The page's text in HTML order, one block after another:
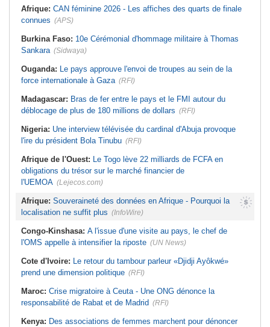
l'assurance pour tous - Le pacte de
- Les retards du calendrier
alimentent les soupçons d'un report
de Sebta
Tunisie: Basket - Eliminatoires
Afrique: CAN féminine 2026 - Les affiches des quarts de finale
connues (APS)
Burkina Faso: 10e Cérémonial d'hommage militaire à Thomas
Sankara (Sidwaya)
Ouganda: Le pays approuve l'envoi de troupes au sein de la
force internationale à Gaza (RFI)
Madagascar: Bras de fer entre le pays et le FMI autour du
déblocage de plus de 180 millions de dollars (RFI)
Nigeria: Une interview télévisée du cardinal d'Abuja provoque
l'ire du président Bola Tinubu (RFI)
Afrique de l'Ouest: Le Togo lève 22 milliards de FCFA en
obligations du trésor sur le marché financier de
l'UEMOA (Lejecos.com)
Afrique: Souveraineté des données en Afrique - Pourquoi la
localisation ne suffit plus (InfoWire)
Congo-Kinshasa: A l'issue d'une visite au pays, le chef de
l'OMS appelle à intensifier la riposte (UN News)
Cote d'Ivoire: Le retour du tambour parleur «Djidji Ayôkwé»
prend une dimension politique (RFI)
Maroc: Crise migratoire à Ceuta - Une ONG dénonce la
responsabilité de Rabat et de Madrid (RFI)
Kenya: Des associations de femmes marchent pour dénoncer